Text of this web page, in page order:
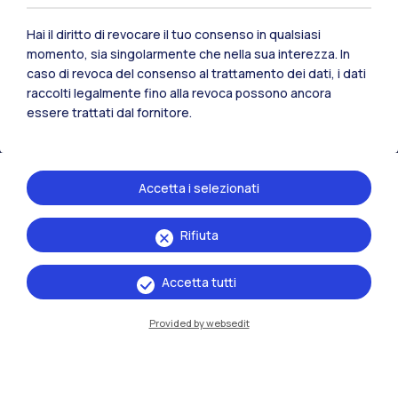
Residenze Frontiere
Hai il diritto di revocare il tuo consenso in qualsiasi
momento, sia singolarmente che nella sua interezza. In
caso di revoca del consenso al trattamento dei dati, i dati
raccolti legalmente fino alla revoca possono ancora
essere trattati dal fornitore.
Rifiuta
Accetta i selezionati
Accetta tutti
Provided by websedit